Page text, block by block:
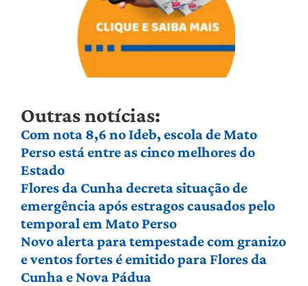
Outras notícias:
Com nota 8,6 no Ideb, escola de Mato
Perso está entre as cinco melhores do
Estado
Flores da Cunha decreta situação de
emergência após estragos causados pelo
temporal em Mato Perso
Novo alerta para tempestade com granizo
e ventos fortes é emitido para Flores da
Cunha e Nova Pádua